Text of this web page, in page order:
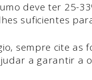
deve ter 25-
suficientes
sempre cite as
a garantir a